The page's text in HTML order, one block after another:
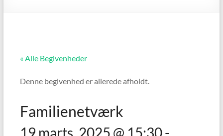
« Alle Begivenheder
Denne begivenhed er allerede afholdt.
Familienetværk
19 marts, 2025 @ 15:30-